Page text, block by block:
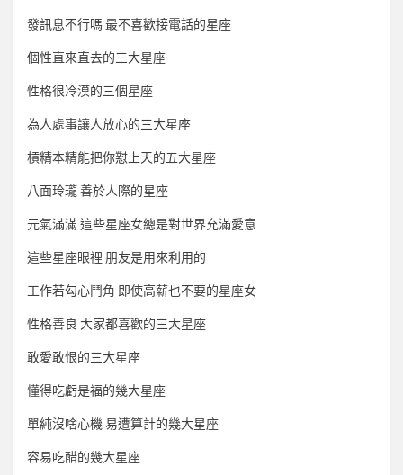
發訊息不行嗎 最不喜歡接電話的星座
個性直來直去的三大星座
性格很冷漠的三個星座
為人處事讓人放心的三大星座
槓精本精能把你懟上天的五大星座
八面玲瓏 善於人際的星座
元氣滿滿 這些星座女總是對世界充滿愛意
這些星座眼裡 朋友是用來利用的
工作若勾心鬥角 即使高薪也不要的星座女
性格善良 大家都喜歡的三大星座
敢愛敢恨的三大星座
懂得吃虧是福的幾大星座
單純沒啥心機 易遭算計的幾大星座
容易吃醋的幾大星座